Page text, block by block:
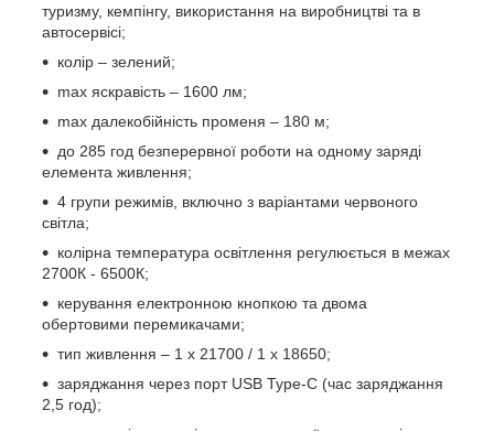
туризму, кемпінгу, використання на виробництві та в
автосервісі;
колір – зелений;
max яскравість – 1600 лм;
max далекобійність променя – 180 м;
до 285 год безперервної роботи на одному заряді
елемента живлення;
4 групи режимів, включно з варіантами червоного
світла;
колірна температура освітлення регулюється в межах
2700К - 6500К;
керування електронною кнопкою та двома
обертовими перемикачами;
тип живлення – 1 х 21700 / 1 х 18650;
заряджання через порт USB Type-C (час заряджання
2,5 год);